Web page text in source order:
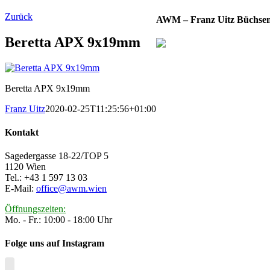
Zurück
Beretta APX 9x19mm
Beretta APX 9x19mm
Franz Uitz2020-02-25T11:25:56+01:00
AWM – Franz Uitz
Kontakt
Sagedergasse 18-22/TOP 5
1120 Wien
Tel.: +43 1 597 13 03
E-Mail: office@awm.wien
Öffnungszeiten:
Mo. - Fr.: 10:00 - 18:00 Uhr
Folge uns auf Instagram